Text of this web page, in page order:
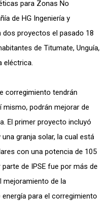
para Zonas No
de HG Ingeniería y
proyectos el pasado 18
de Titumate, Unguía,
eléctrica.
corregimiento tendrán
mismo, podrán mejorar de
El primer proyecto incluyó
granja solar, la cual está
con una potencia de 105
de IPSE fue por más de
mejoramiento de la
para el corregimiento